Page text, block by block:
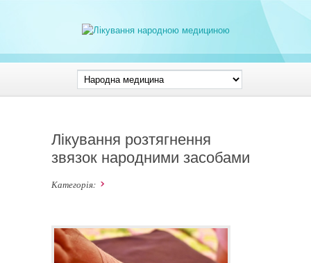
Лікування розтягнення
звязок народними засобами
Категорія: